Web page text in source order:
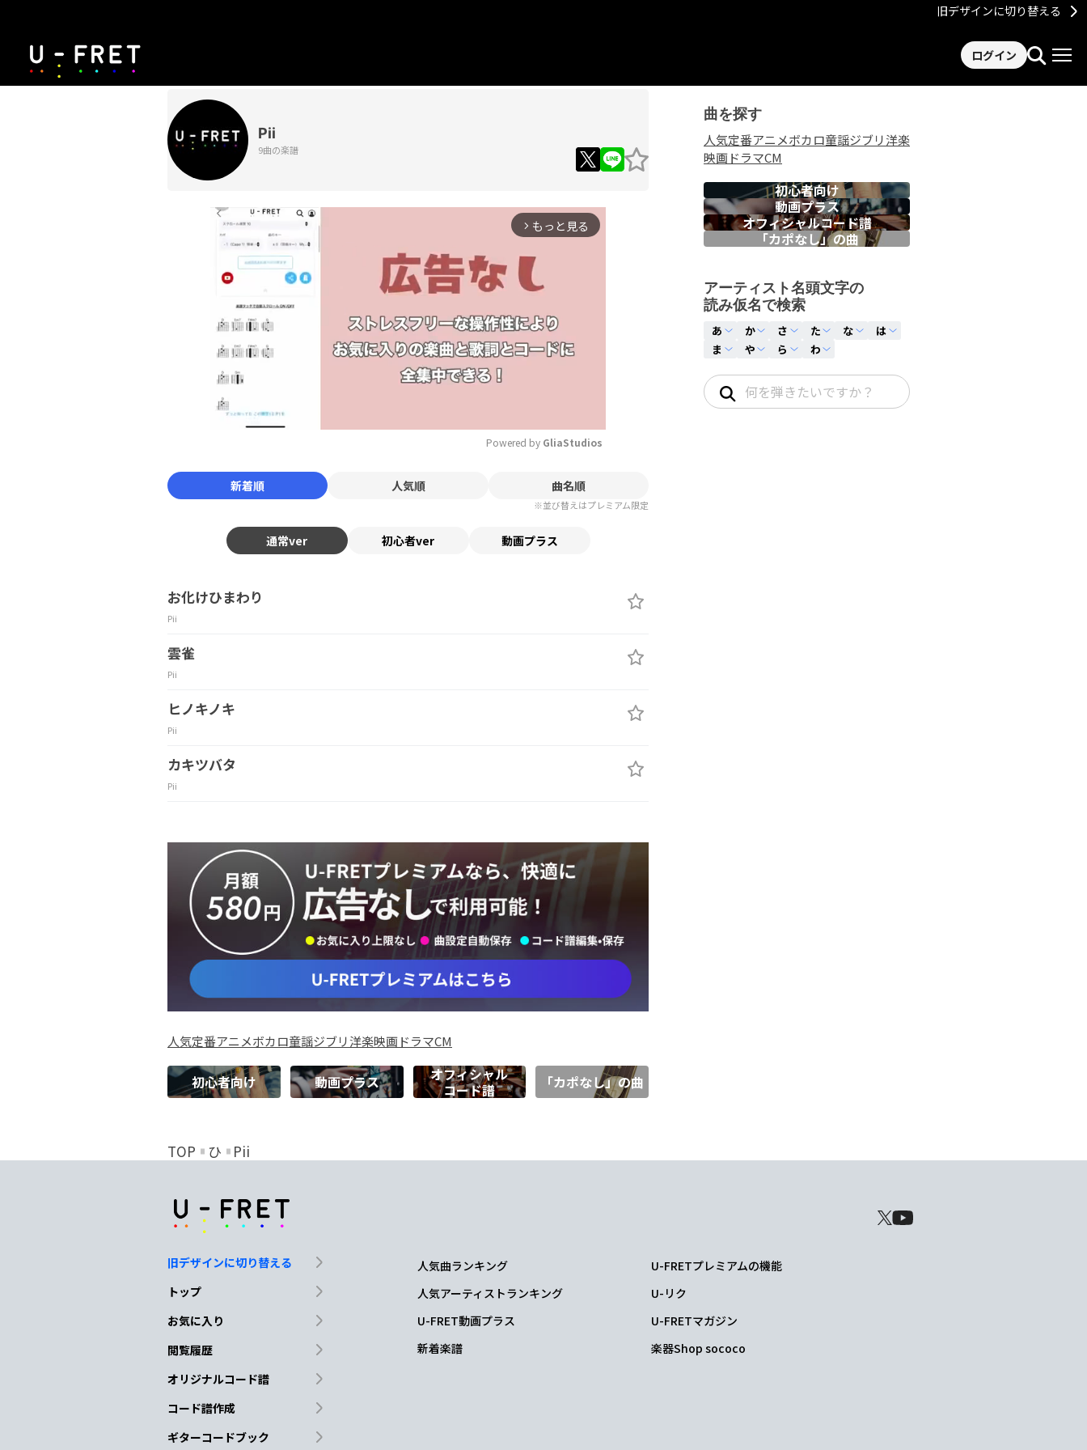
旧デザインに切り替える
ログイン
Pii
9曲の楽譜
arrow_forward_ios もっと見る
Mute
Powered by GliaStudios
新着順 人気順 曲名順
※並び替えはプレミアム限定
通常ver 初心者ver 動画プラス
お化けひまわり
Pii
雲雀
Pii
ヒノキノキ
Pii
カキツバタ
Pii
人気定番アニメボカロ童謡ジブリ洋楽映画ドラマCM
初心者向け 動画プラス
オフィシャル
コード譜
「カポなし」の曲
曲を探す
人気定番アニメボカロ童謡ジブリ洋楽
映画ドラマCM
初心者向け
動画プラス
オフィシャルコード譜
「カポなし」の曲
アーティスト名頭文字の
読み仮名で検索
TOP ひ Pii
旧デザインに切り替える
トップ
お気に入り
閲覧履歴
オリジナルコード譜
コード譜作成
ギターコードブック
人気曲ランキング
人気アーティストランキング
U-FRET動画プラス
新着楽譜
U-FRETプレミアムの機能
U-リク
U-FRETマガジン
楽器Shop sococo